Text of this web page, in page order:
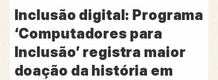
Inclusão digital: Programa
‘Computadores para
Inclusão’ registra maior
doação da história em